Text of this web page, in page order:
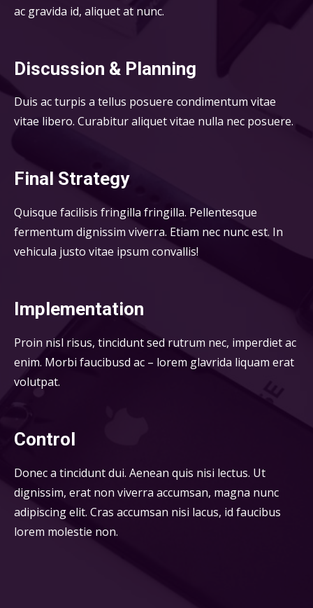
ac gravida id, aliquet at nunc.
Discussion & Planning
Duis ac turpis a tellus posuere condimentum vitae
vitae libero. Curabitur aliquet vitae nulla nec posuere.
Final Strategy
Quisque facilisis fringilla fringilla. Pellentesque
fermentum dignissim viverra. Etiam nec nunc est. In
vehicula justo vitae ipsum convallis!
Implementation
Proin nisl risus, tincidunt sed rutrum nec, imperdiet ac
enim. Morbi faucibusd ac – lorem glavrida liquam erat
volutpat.
Control
Donec a tincidunt dui. Aenean quis nisi lectus. Ut
dignissim, erat non viverra accumsan, magna nunc
adipiscing elit. Cras accumsan nisi lacus, id faucibus
lorem molestie non.